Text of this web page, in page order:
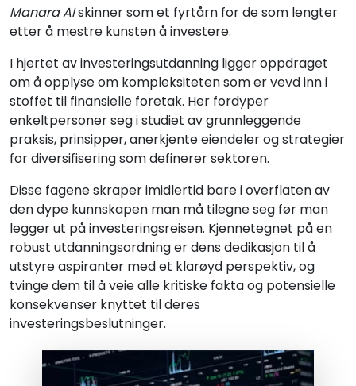
Manara AIskinner som et fyrtårn for de som lengter
etter å mestre kunsten å investere.
I hjertet av investeringsutdanning ligger oppdraget
om å opplyse om kompleksiteten som er vevd inn i
stoffet til finansielle foretak. Her fordyper
enkeltpersoner seg i studiet av grunnleggende
praksis, prinsipper, anerkjente eiendeler og strategier
for diversifisering som definerer sektoren.
Disse fagene skraper imidlertid bare i overflaten av
den dype kunnskapen man må tilegne seg før man
legger ut på investeringsreisen. Kjennetegnet på en
robust utdanningsordning er dens dedikasjon til å
utstyre aspiranter med et klarøyd perspektiv, og
tvinge dem til å veie alle kritiske fakta og potensielle
konsekvenser knyttet til deres
investeringsbeslutninger.